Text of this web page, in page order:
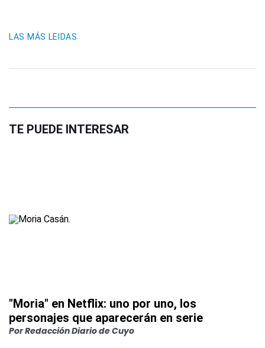
LAS MÁS LEIDAS
TE PUEDE INTERESAR
"Moria" en Netflix: uno por uno, los
personajes que aparecerán en serie
PorRedacción Diario de Cuyo